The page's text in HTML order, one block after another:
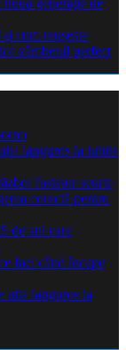
cum reușește
zâmbetul perfect
languros la iubita
fustelor scurte
corectă pentru
de ani care
faci când începe
uita languros la